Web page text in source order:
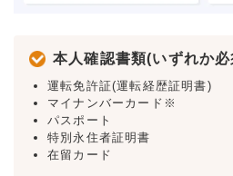
本人確認書類(いずれか
運転免許証(運転経歴証明書)
マイナンバーカード※
パスポート
特別永住者証明書
在留カード